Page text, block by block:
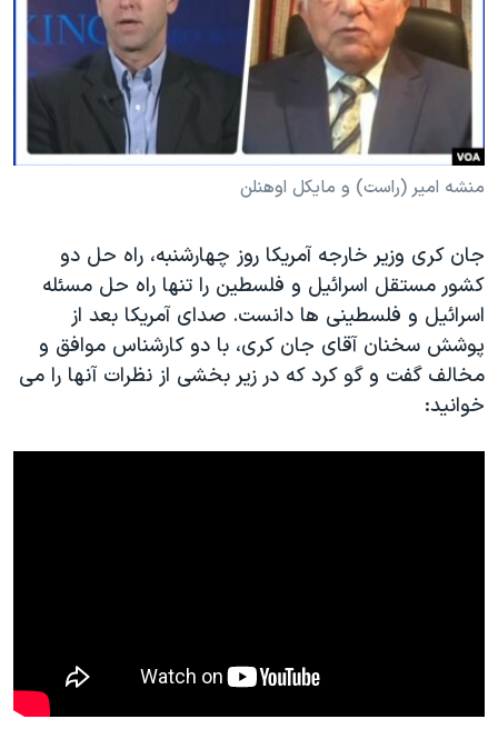
فرهنگ و زندگی
حقوق شهروندی
اسرائیل در جنگ
آرشیو پخش زنده
مستندها
انتخابات ریاست جمهوری آمریکا ۲۰۲۴
حمله جمهوری اسلامی به اسرائیل
ورزش زنان در ایران
مجموعه مستندهای دادخواهی
تریبونال مردمی آبان ۹۸
دادگاه حمید نوری
چهل سال گروگان‌گیری
قانون شفافیت دارائی کادر رهبری ایران
دنبال کنید
زبانهای مختلف
منشه امیر (راست) و مایکل اوهنلن
جان کری وزیر خارجه آمریکا روز چهارشنبه، راه حل دو
کشور مستقل اسرائیل و فلسطین را تنها راه حل مسئله
اسرائیل و فلسطینی ها دانست. صدای آمریکا بعد از
پوشش سخنان آقای جان کری، با دو کارشناس موافق و
مخالف گفت و گو کرد که در زیر بخشی از نظرات آنها را می
خوانید: